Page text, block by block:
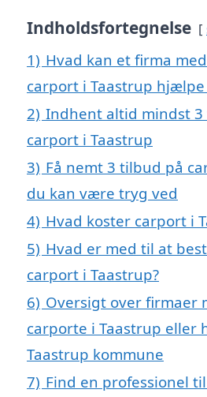
Indholdsfortegnelse
1) Hvad kan et firma
carport i Taastrup hjælpe
2) Indhent altid mindst
carport i Taastrup
3) Få nemt 3 tilbud på
du kan være tryg ved
4) Hvad koster carport i
5) Hvad er med til at
carport i Taastrup?
6) Oversigt over firmaer
carporte i Taastrup eller
Taastrup kommune
7) Find en professionel